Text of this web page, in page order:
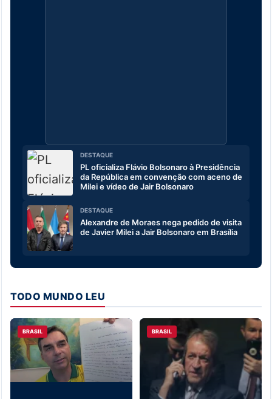
DESTAQUE
PL oficializa Flávio Bolsonaro à Presidência
da República em convenção com aceno de
Milei e vídeo de Jair Bolsonaro
DESTAQUE
Alexandre de Moraes nega pedido de visita
de Javier Milei a Jair Bolsonaro em Brasília
TODO MUNDO LEU
BRASIL BRASIL